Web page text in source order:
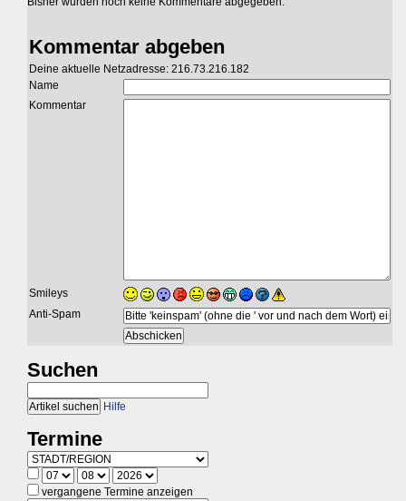
Kommentar abgeben
Deine aktuelle Netzadresse: 216.73.216.182
Name
Kommentar
Smileys
Anti-Spam
Suchen
Hilfe
Termine
vergangene Termine anzeigen